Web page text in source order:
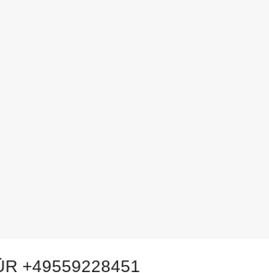
+49559228451